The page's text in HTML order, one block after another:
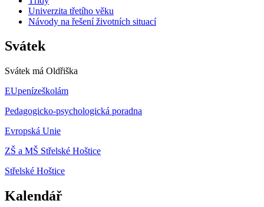
Univerzita třetího věku
Návody na řešení životních situací
Svátek
Svátek má Oldřiška
EUpenízeškolám
Pedagogicko-psychologická poradna
Evropská Unie
ZŠ a MŠ Střelské Hoštice
Střelské Hoštice
Kalendář